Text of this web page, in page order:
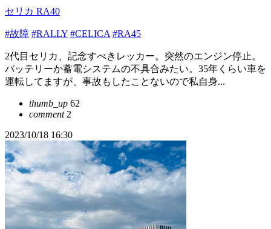
セリカ RA40
#故障 #RALLY #CELICA #RA45
2代目セリカ、記念すべきレッカー。突然のエンジン停止。
バッテリーか蓄電システムの不具合みたい。35年くらい車を
運転してますが、事故もしたことないので私自身...
thumb_up 62
comment2
2023/10/18 16:30